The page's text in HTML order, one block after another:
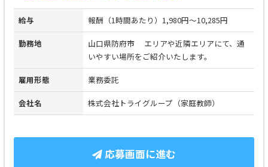
給与 報酬（1時間あたり）1,980円～10,285円
勤務地
山口県防府市 エリアや近隣エリアにて、通
いやすい場所をご紹介いたします。
雇用形態 業務委託
会社名 株式会社トライグループ（家庭教師）
応募画面に進む